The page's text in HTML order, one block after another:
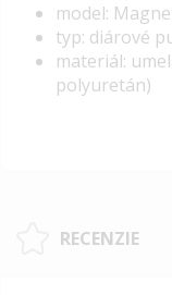
model:
typ: diárové
materiál:
polyuretán)
RECENZIE